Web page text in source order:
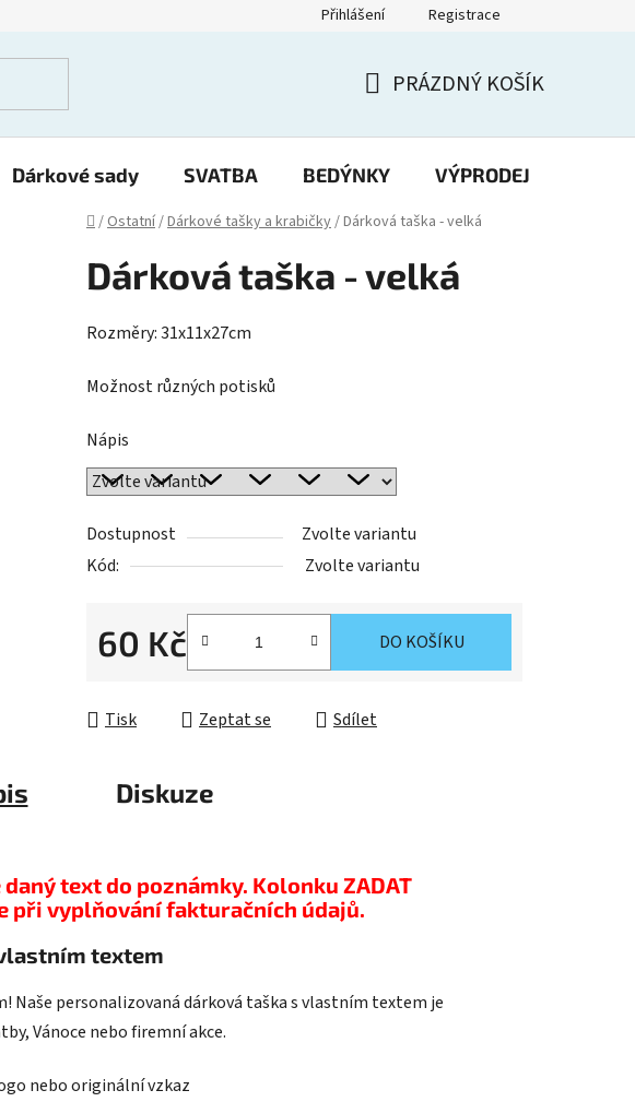
Přihlášení Registrace
KOŠÍK
PRÁZDNÝ KOŠÍK
Dárkové sady SVATBA BEDÝNKY VÝPRODEJ
Domů
/Ostatní/Dárkové tašky a krabičky/Dárková taška - velká
Dárková taška - velká
Rozměry: 31x11x27cm
Možnost různých potisků
Nápis
Dostupnost
Zvolte variantu
Kód:
Zvolte variantu
60 Kč DO KOŠÍKU
Tisk Zeptat se Sdílet
Diskuze
text do poznámky. Kolonku ZADAT
při vyplňování fakturačních údajů.
textem
Naše personalizovaná dárková taška s vlastním textem je
Vánoce nebo firemní akce.
nebo originální vzkaz